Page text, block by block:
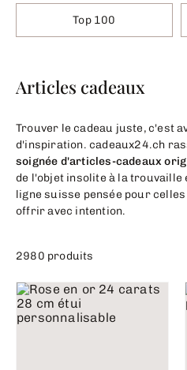
Top 100
Articles cadeaux
Trouver le cadeau juste, c'est
d'inspiration. cadeaux24.ch
soignée d'articles-cadeaux
de l'objet insolite à la trouvaille
ligne suisse pensée pour
offrir avec intention.
2980 produits